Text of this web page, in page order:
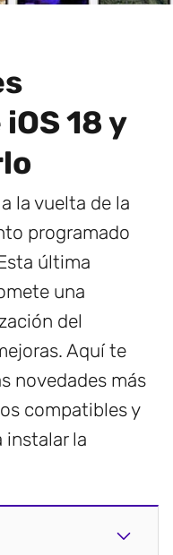
18 y
la vuelta de la
programado
última
una
del
Aquí te
novedades más
compatibles y
instalar la